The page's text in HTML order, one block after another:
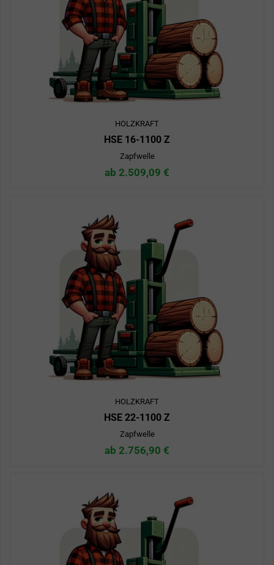
HOLZKRAFT
HSE 16-1100 Z
Zapfwelle
ab 2.509,09 €
HOLZKRAFT
HSE 22-1100 Z
Zapfwelle
ab 2.756,90 €